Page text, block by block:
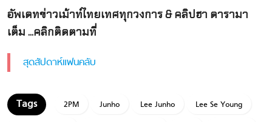
อัพเดทข่าวเม้าท์ไทยเทศทุกวงการ & คลิปฮา ดารามา
เต็ม ...คลิกติดตามที่
สุดสัปดาห์แฟนคลับ
2PM Junho Lee Junho
Lee Se Young